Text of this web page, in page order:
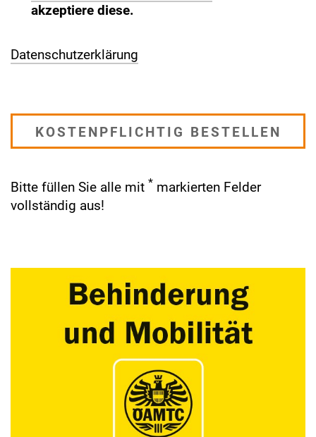
akzeptiere diese.
Datenschutzerklärung
Bitte füllen Sie alle mit * markierten Felder
vollständig aus!